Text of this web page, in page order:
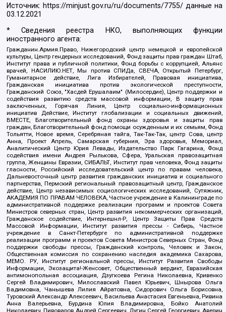
Источник: https://minjust.gov.ru/ru/documents/7755/ данные на
03.12.2021
* Сведения реестра НКО, выполняющих функции
иностранного агента:
Гражданин.Армия.Право, Нижегородский центр немецкой и европейской
культуры, Центр гендерных исследований, Фонд защиты прав граждан Штаб,
Институт права и публичной политики, Фонд борьбы с коррупцией, Альянс
врачей, НАСИЛИЮ.НЕТ, Мы против СПИДа, СВЕЧА, Открытый Петербург,
Гуманитарное действие, Лига Избирателей, Правовая инициатива,
Гражданская инициатива против экологической преступности,
Гражданский Союз, "Хасдей Ерушалаим" (Милосердие), Центр поддержки и
содействия развитию средств массовой информации, В защиту прав
заключенных, Горячая Линия, Центр социально-информационных
инициатив Действие, Институт глобализации и социальных движений,
ВМЕСТЕ, Благотворительный фонд охраны здоровья и защиты прав
граждан, Благотворительный фонд помощи осужденным и их семьям, Фонд
Тольятти, Новое время, Серебряная тайга, Так-Так-Так, центр Сова, центр
Анна, Проект Апрель, Самарская губерния, Эра здоровья, Мемориал,
Аналитический Центр Юрия Левады, Издательство Парк Гагарина, Фонд
содействия имени Андрея Рылькова, Сфера, Уральская правозащитная
группа, Женщины Евразии, СИБАЛЬТ, Институт прав человека, Фонд защиты
гласности, Российский исследовательский центр по правам человека,
Дальневосточный центр развития гражданских инициатив и социального
партнерства, Пермский региональный правозащитный центр, Гражданское
действие, Центр независимых социологических исследований, Сутяжник,
АКАДЕМИЯ ПО ПРАВАМ ЧЕЛОВЕКА, Частное учреждение в Калининграде по
административной поддержке реализации программ и проектов Совета
Министров северных стран, Центр развития некоммерческих организаций,
Гражданское содействие, Интернешнл-Р, Центр Защиты Прав Средств
Массовой Информации, Институт развития прессы - Сибирь, Частное
учреждение в Санкт-Петербурге по административной поддержке
реализации программ и проектов Совета Министров Северных Стран, Фонд
поддержки свободы прессы, Гражданский контроль, Человек и Закон,
Общественная комиссия по сохранению наследия академика Сахарова,
МЕМО. РУ, Институт региональной прессы, Институт Развития Свободы
Информации, Экозащита!-Женсовет, Общественный вердикт, Евразийская
антимонопольная ассоциация, Дзугкоева Регина Николаевна, Кривенко
Сергей Владимирович, Милославский Павел Юрьевич, Шнырова Ольга
Вадимовна, Чанышева Лилия Айратовна, Сидорович Ольга Борисовна,
Туровский Александр Алексеевич, Васильева Анастасия Евгеньевна, Ривина
Анна Валерьевна, Бурдина Юлия Владимировна, Бойко Анатолий